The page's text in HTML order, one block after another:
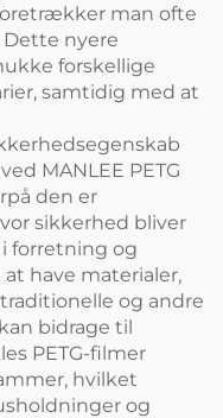
man ofte
Dette nyere
forskellige
samtidig med at
MANLEE PETG
den er
sikkerhed bliver
forretning og
have materialer,
og andre
bidrage til
PETG-filmer
hvilket
og